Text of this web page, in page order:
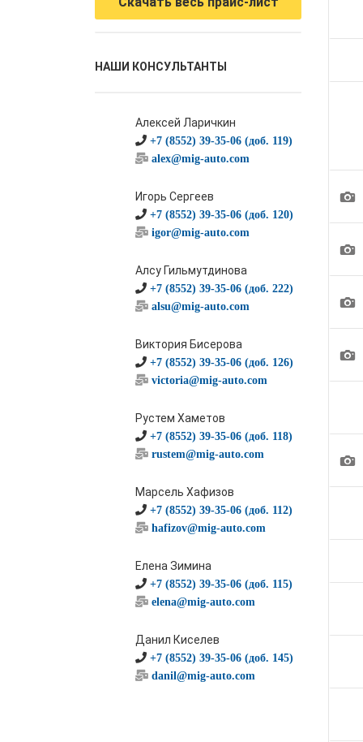
НАШИ КОНСУЛЬТАНТЫ
Алексей Ларичкин
+7 (8552) 39-35-06 (доб. 119)
alex@mig-auto.com
Игорь Сергеев
+7 (8552) 39-35-06 (доб. 120)
igor@mig-auto.com
Алсу Гильмутдинова
+7 (8552) 39-35-06 (доб. 222)
alsu@mig-auto.com
Виктория Бисерова
+7 (8552) 39-35-06 (доб. 126)
victoria@mig-auto.com
Рустем Хаметов
+7 (8552) 39-35-06 (доб. 118)
rustem@mig-auto.com
Марсель Хафизов
+7 (8552) 39-35-06 (доб. 112)
hafizov@mig-auto.com
Елена Зимина
+7 (8552) 39-35-06 (доб. 115)
elena@mig-auto.com
Данил Киселев
+7 (8552) 39-35-06 (доб. 145)
danil@mig-auto.com
1
1
1
1
1